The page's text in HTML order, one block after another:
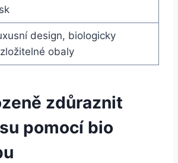
design, biologicky
obaly
zdůraznit
pomocí bio